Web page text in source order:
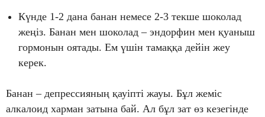
Күнде 1-2 дана банан немесе 2-3 текше шоколад
жеңіз. Банан мен шоколад – эндорфин мен қуаныш
гормонын оятады. Ем үшін тамаққа дейін жеу
керек.
Банан – депрессияның қауіпті жауы. Бұл жеміс
алкалоид харман затына бай. Ал бұл зат өз кезегінде